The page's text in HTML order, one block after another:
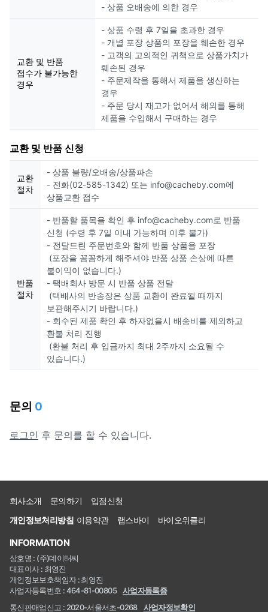
- 상품 오배송에 의한 경우
교환 및 반품
접수가 불가능한
경우
- 상품 수령 후 7일을 초과한 경우
- 개별 포장 상품의 포장을 훼손한 경우
- 고객의 고의적인 귀책으로 상품가치가
훼손된 경우
- 주문제작을 통해서 제품을 생산하는
경우
- 주문 당시 재고가 없어서 해외를 통해
제품을 수입해서 구매하는 경우
교환 및 반품 신청
교환
절차
- 상품 불량/오배송/상품파손
- 전화(02-585-1342) 또는 info@cacheby.com에
상품교환 접수
반품
절차
- 반품할 품목을 확인 후 info@cacheby.com로 반품
신청 (수령 후 7일 이내 가능하며 이후 불가)
- 전달드린 주문번호와 함께 반품 상품을 포장
(포장을 꼼꼼하게 해주셔야 반품 상품 손상에 따른
불이익이 없습니다.)
- 택배회사 방문 시 반품 상품 전달
(택배사의 반송장은 상품 교환이 완료될 때까지
보관해주시기 바랍니다.)
- 회수된 제품 확인 후 하자없을시 배송비를 제외하고
환불 처리 진행
(환불 처리 후 입금까지 최대 2주까지 소요될 수
있습니다.)
문의 0
로그인 후 문의를 할 수 있습니다.
회사소개 문의하기
입점신청
개인정보처리방침 이용약관 랩스바이 바이오위클리
INFORMATION
상호명 : (주)데이터씨
대표이사 : 최영진
개인정보보호책임자 : 최영진
사업자등록번호 : 464-81-00805
사업자등록증
통신판매업신고 : 2020-서울서초-0268
사업자정보확인